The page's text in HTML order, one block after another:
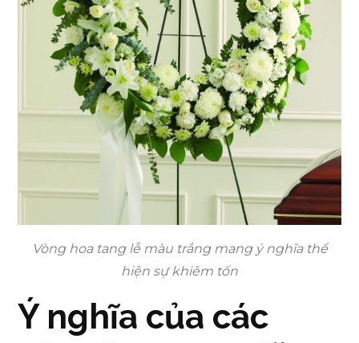
Vòng hoa tang lễ màu trắng mang ý nghĩa thể
hiện sự khiêm tốn
Ý nghĩa của các